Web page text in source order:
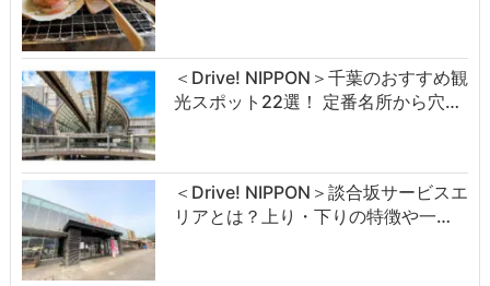
＜Drive! NIPPON＞千葉のおすすめ観
光スポット22選！ 定番名所から穴…
＜Drive! NIPPON＞談合坂サービスエ
リアとは？上り・下りの特徴や一…